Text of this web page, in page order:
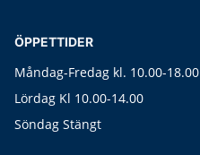
ÖPPETTIDER
Måndag-Fredag kl. 10.00-18.00
Lördag Kl 10.00-14.00
Söndag Stängt